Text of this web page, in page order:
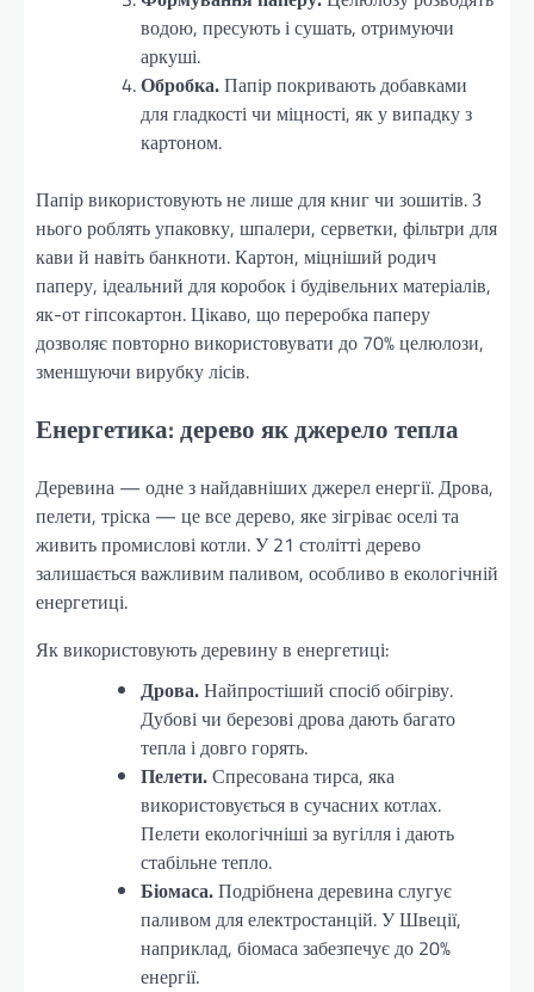
водою, пресують і сушать, отримуючи
аркуші.
Обробка.Папір покривають добавками
для гладкості чи міцності, як у випадку з
картоном.
Папір використовують не лише для книг чи зошитів. З
нього роблять упаковку, шпалери, серветки, фільтри для
кави й навіть банкноти. Картон, міцніший родич
паперу, ідеальний для коробок і будівельних матеріалів,
як-от гіпсокартон. Цікаво, що переробка паперу
дозволяє повторно використовувати до 70% целюлози,
зменшуючи вирубку лісів.
Енергетика: дерево як джерело тепла
Деревина — одне з найдавніших джерел енергії. Дрова,
пелети, тріска — це все дерево, яке зігріває оселі та
живить промислові котли. У 21 столітті дерево
залишається важливим паливом, особливо в екологічній
енергетиці.
Як використовують деревину в енергетиці:
Дрова.Найпростіший спосіб обігріву.
Дубові чи березові дрова дають багато
тепла і довго горять.
Пелети.Спресована тирса, яка
використовується в сучасних котлах.
Пелети екологічніші за вугілля і дають
стабільне тепло.
Біомаса.Подрібнена деревина слугує
паливом для електростанцій. У Швеції,
наприклад, біомаса забезпечує до 20%
енергії.